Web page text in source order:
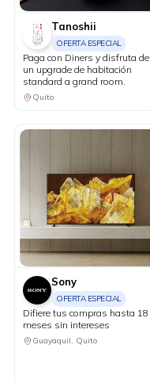
Tanoshii
OFERTA ESPECIAL
Paga con Diners y disfruta de
un upgrade de habitación
standard a grand room.
Quito
Sony
OFERTA ESPECIAL
Difiere tus compras hasta 18
meses sin intereses
Guayaquil, Quito